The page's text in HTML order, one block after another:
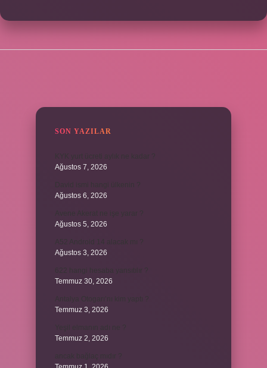
SON YAZILAR
Ağustos 7, 2026
Ağustos 6, 2026
Ağustos 5, 2026
Ağustos 3, 2026
Temmuz 30, 2026
Temmuz 3, 2026
Temmuz 2, 2026